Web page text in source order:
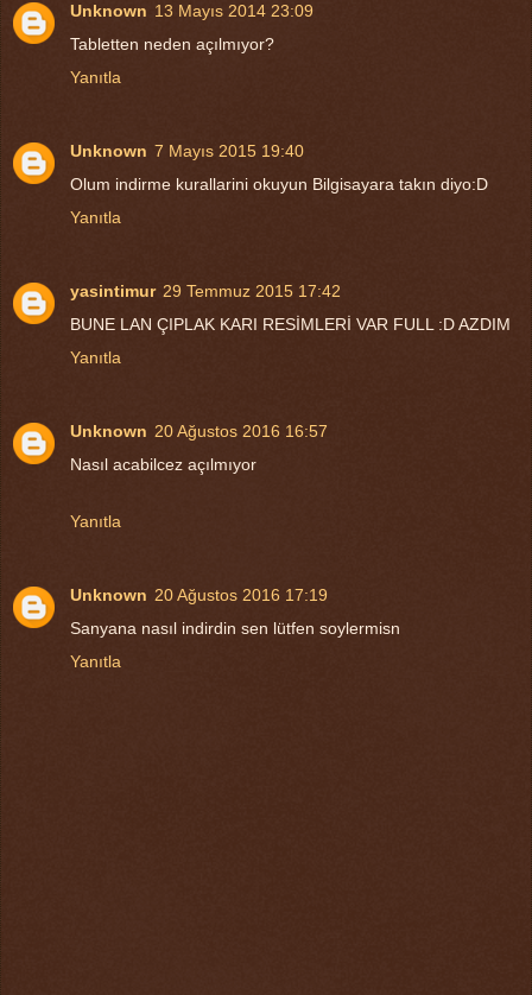
Unknown 13 Mayıs 2014 23:09
Tabletten neden açılmıyor?
Yanıtla
Unknown 7 Mayıs 2015 19:40
Olum indirme kurallarini okuyun Bilgisayara takın diyo:D
Yanıtla
yasintimur 29 Temmuz 2015 17:42
BUNE LAN ÇIPLAK KARI RESİMLERİ VAR FULL :D AZDIM
Yanıtla
Unknown 20 Ağustos 2016 16:57
Nasıl acabilcez açılmıyor
Yanıtla
Unknown 20 Ağustos 2016 17:19
Sanyana nasıl indirdin sen lütfen soylermisn
Yanıtla